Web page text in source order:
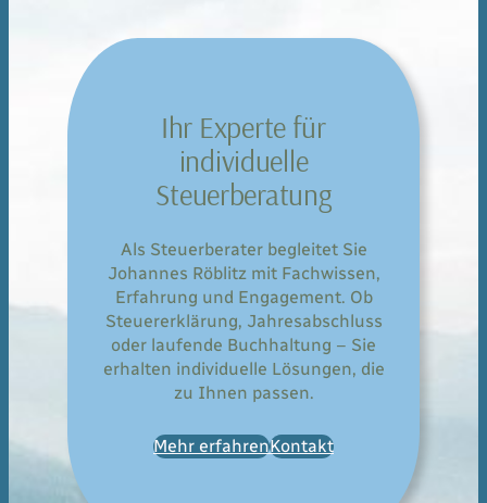
Ihr Experte für
individuelle
Steuerberatung
Als Steuerberater begleitet Sie
Johannes Röblitz mit Fachwissen,
Erfahrung und Engagement. Ob
Steuererklärung, Jahresabschluss
oder laufende Buchhaltung – Sie
erhalten individuelle Lösungen, die
zu Ihnen passen.
Mehr erfahrenKontakt